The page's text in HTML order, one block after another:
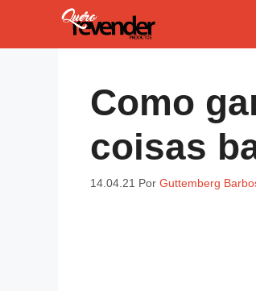
o
Como
coisas
14.04.21 Por Guttemberg